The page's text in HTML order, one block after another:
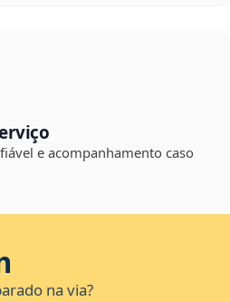
e acompanhamento caso
na via?